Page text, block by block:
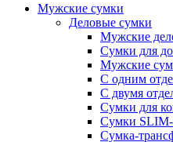
Мужские сумки
Деловые сумки
Мужские
Сумки для
Мужские
С одним
С двумя
Сумки для
Сумки
Сумка-